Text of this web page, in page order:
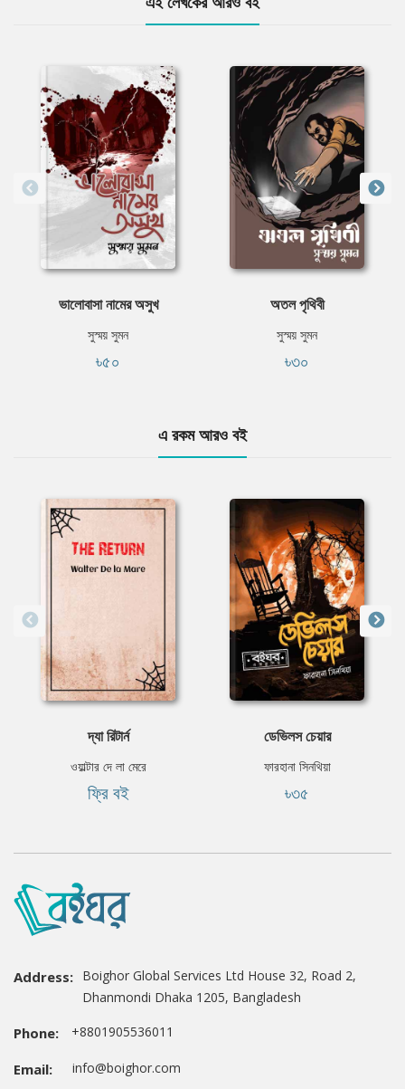
ভালোবাসা নামের অসুখ
সুস্ময় সুমন
৳৫০
অতল পৃথিবী
সুস্ময় সুমন
৳৩০
এ রকম আরও বই
দ্যা রিটার্ন
ওয়াল্টার দে লা মেরে
ফ্রি বই
ডেভিলস চেয়ার
ফারহানা সিনথিয়া
৳৩৫
Address: Boighor Global Services Ltd House 32, Road 2,
Dhanmondi Dhaka 1205, Bangladesh
Phone: +8801905536011
Email: info@boighor.com